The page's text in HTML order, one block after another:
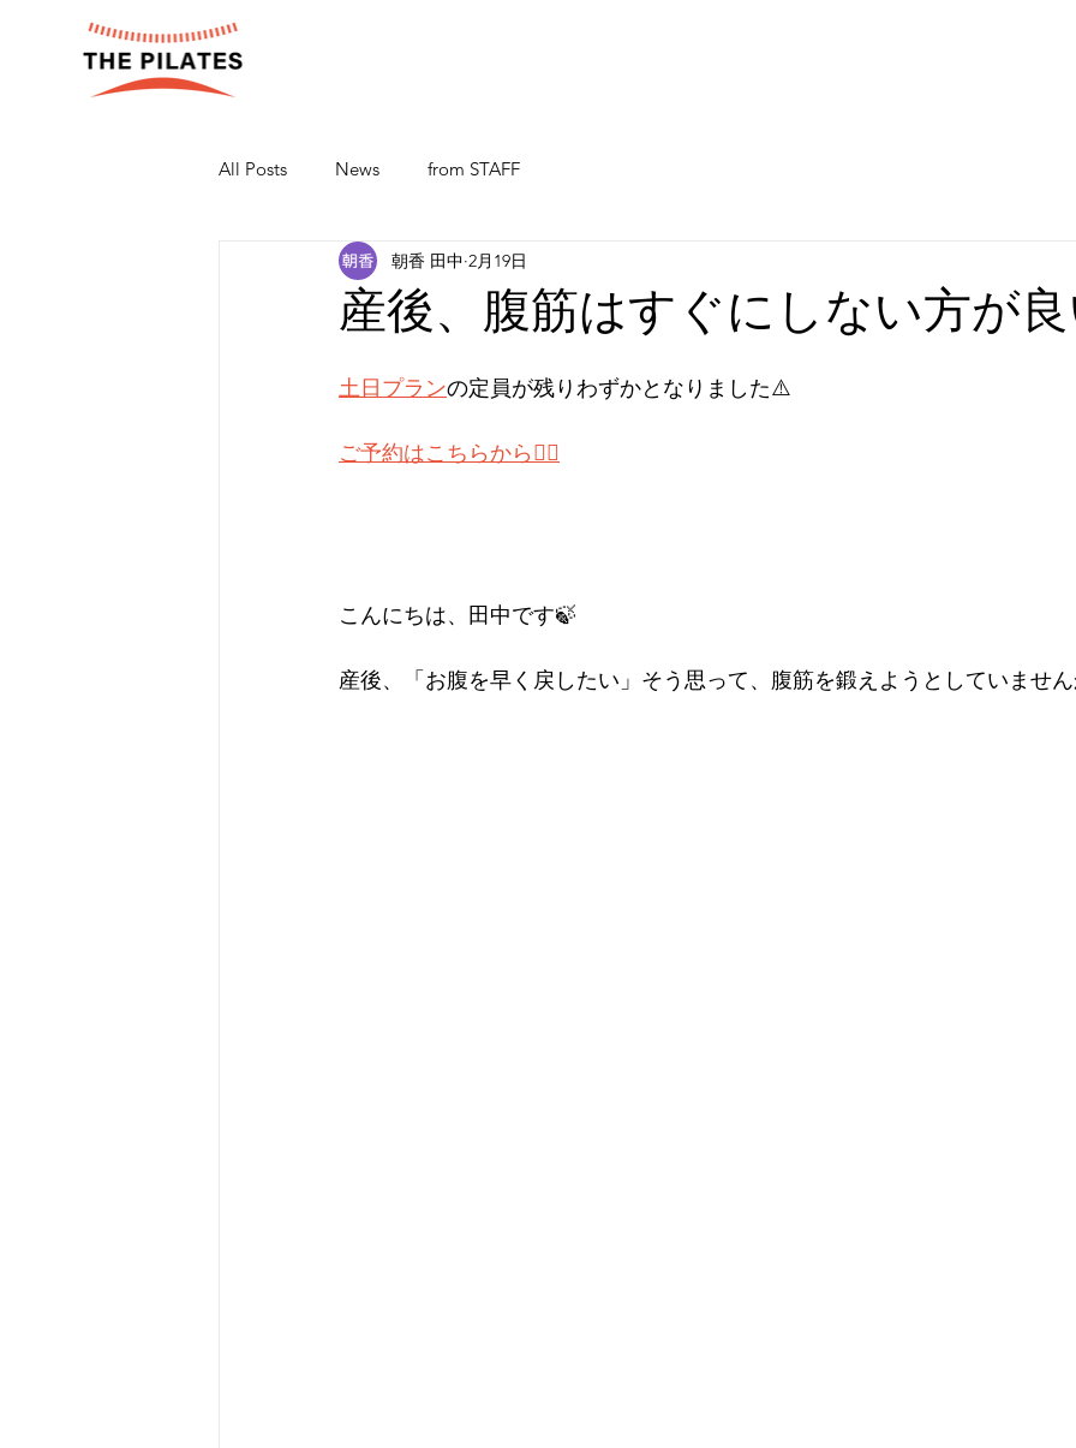
All Posts News from STAFF
産後、腹筋はすぐにしない方が
朝香 田中 2月19日
土日プランの定員が残りわずかとなりました⚠️
ご予約はこちらから💁‍♀️
こんにちは、田中です🍃
産後、「お腹を早く戻したい」そう思って、腹筋を鍛えようとしていませ